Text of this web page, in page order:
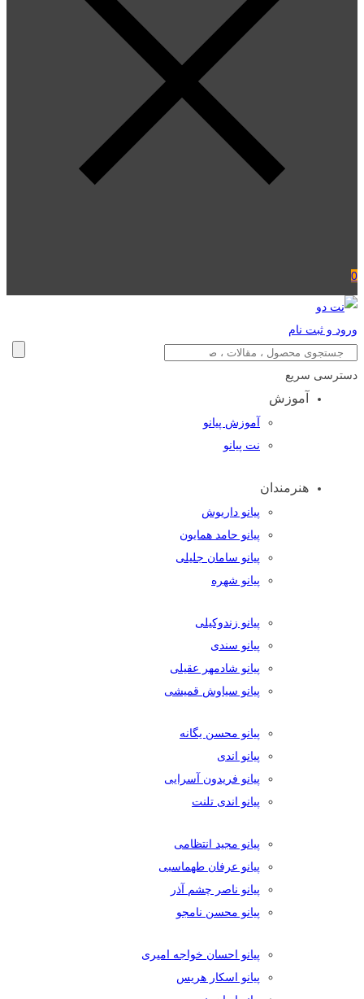
0
ورود و ثبت نام
دسترسی سریع
آموزش
آموزش پیانو
نت پیانو
هنرمندان
پیانو داریوش
پیانو حامد همایون
پیانو سامان جلیلی
پیانو شهره
پیانو زندوکیلی
پیانو سندی
پیانو شادمهر عقیلی
پیانو سیاوش قمیشی
پیانو محسن یگانه
پیانو اندی
پیانو فریدون آسرایی
پیانو اندی تلنت
پیانو مجید انتظامی
پیانو عرفان طهماسبی
پیانو ناصر چشم آذر
پیانو محسن نامجو
پیانو احسان خواجه امیری
پیانو اسکار هریس